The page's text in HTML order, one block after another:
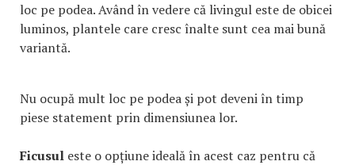
loc pe podea. Având în vedere că livingul este de obicei
luminos, plantele care cresc înalte sunt cea mai bună
variantă.
Nu ocupă mult loc pe podea și pot deveni în timp
piese statement prin dimensiunea lor.
Ficusul este o opțiune ideală în acest caz pentru că